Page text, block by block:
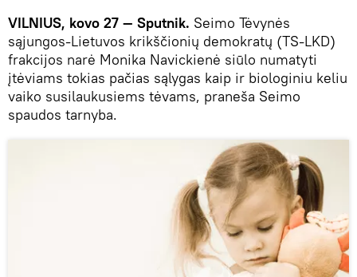
VILNIUS, kovo 27 — Sputnik. Seimo Tėvynės
sąjungos-Lietuvos krikščionių demokratų (TS-LKD)
frakcijos narė Monika Navickienė siūlo numatyti
įtėviams tokias pačias sąlygas kaip ir biologiniu keliu
vaiko susilaukusiems tėvams, praneša Seimo
spaudos tarnyba.